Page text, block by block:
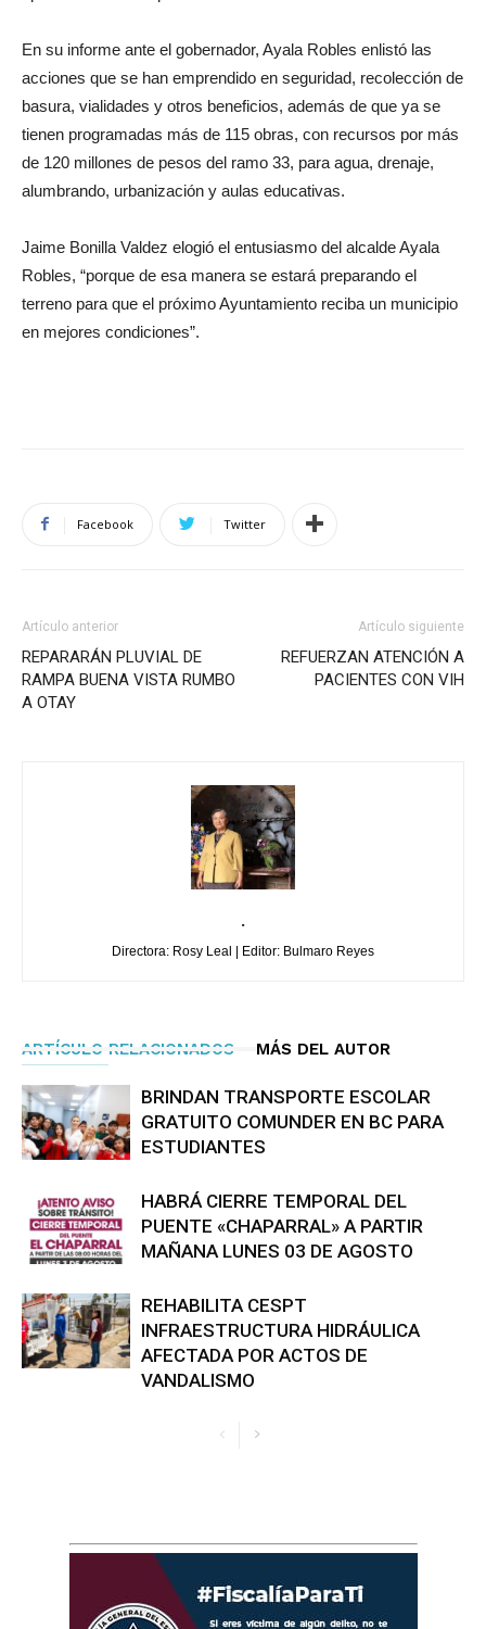
En su informe ante el gobernador, Ayala Robles enlistó las
acciones que se han emprendido en seguridad, recolección de
basura, vialidades y otros beneficios, además de que ya se
tienen programadas más de 115 obras, con recursos por más
de 120 millones de pesos del ramo 33, para agua, drenaje,
alumbrando, urbanización y aulas educativas.
Jaime Bonilla Valdez elogió el entusiasmo del alcalde Ayala
Robles, “porque de esa manera se estará preparando el
terreno para que el próximo Ayuntamiento reciba un municipio
en mejores condiciones”.
Facebook Twitter
Artículo anterior
REPARARÁN PLUVIAL DE
RAMPA BUENA VISTA RUMBO
A OTAY
Artículo siguiente
REFUERZAN ATENCIÓN A
PACIENTES CON VIH
.
Directora: Rosy Leal | Editor: Bulmaro Reyes
ARTÍCULO RELACIONADOS MÁS DEL AUTOR
BRINDAN TRANSPORTE ESCOLAR
GRATUITO COMUNDER EN BC PARA
ESTUDIANTES
HABRÁ CIERRE TEMPORAL DEL
PUENTE «CHAPARRAL» A PARTIR
MAÑANA LUNES 03 DE AGOSTO
REHABILITA CESPT
INFRAESTRUCTURA HIDRÁULICA
AFECTADA POR ACTOS DE
VANDALISMO